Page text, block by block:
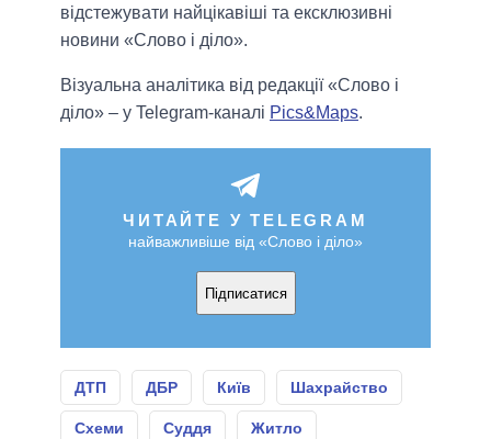
відстежувати найцікавіші та ексклюзивні
новини «Слово і діло».
Візуальна аналітика від редакції «Слово і
діло» – у Telegram-каналі Pics&Maps.
ЧИТАЙТЕ У TELEGRAM
найважливіше від «Слово і діло»
Підписатися
ДТП ДБР Київ Шахрайство
Схеми Суддя Житло